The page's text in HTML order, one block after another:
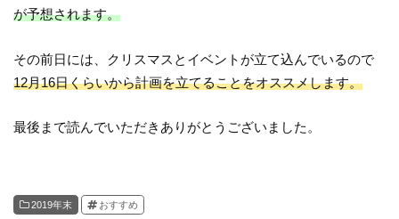
が予想されます。
その前日には、クリスマスとイベントが立て込んでいるので
12月16日くらいから計画を立てることをオススメします。
最後まで読んでいただきありがとうございました。
2019年末 おすすめ